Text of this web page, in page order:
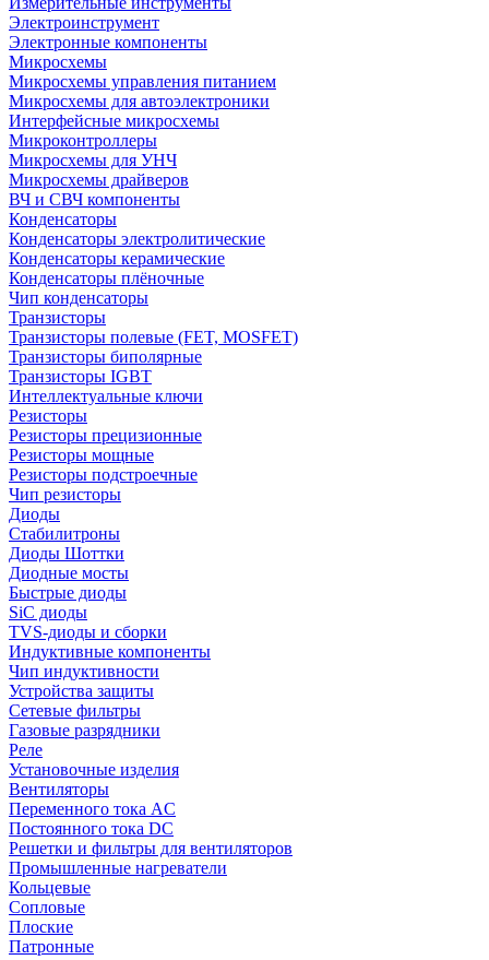
Электроинструмент
Электронные компоненты
Микросхемы
Микросхемы управления питанием
Микросхемы для автоэлектроники
Интерфейсные микросхемы
Микроконтроллеры
Микросхемы для УНЧ
Микросхемы драйверов
ВЧ и СВЧ компоненты
Конденсаторы
Конденсаторы электролитические
Конденсаторы керамические
Конденсаторы плёночные
Чип конденсаторы
Транзисторы
Транзисторы полевые (FET, MOSFET)
Транзисторы биполярные
Транзисторы IGBT
Интеллектуальные ключи
Резисторы
Резисторы прецизионные
Резисторы мощные
Резисторы подстроечные
Чип резисторы
Диоды
Стабилитроны
Диоды Шоттки
Диодные мосты
Быстрые диоды
SiC диоды
TVS-диоды и сборки
Индуктивные компоненты
Чип индуктивности
Устройства защиты
Сетевые фильтры
Газовые разрядники
Реле
Установочные изделия
Вентиляторы
Переменного тока AC
Постоянного тока DC
Решетки и фильтры для вентиляторов
Промышленные нагреватели
Кольцевые
Сопловые
Плоские
Патронные